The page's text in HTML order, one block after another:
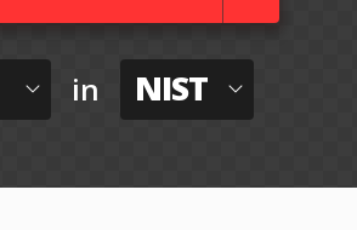
in NIST